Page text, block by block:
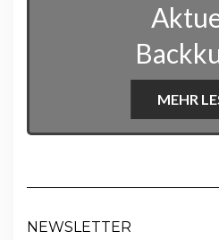
MEHR
NEWSLETTER